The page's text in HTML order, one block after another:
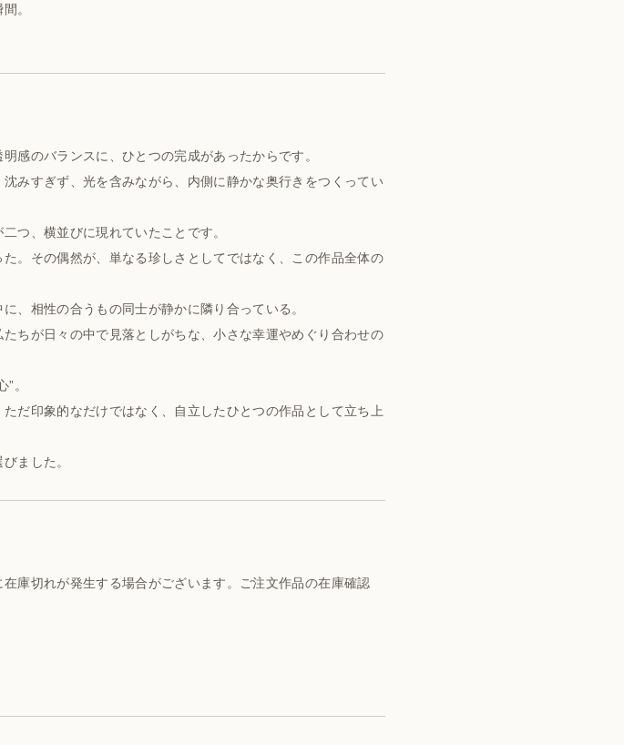
。
感のバランスに、ひとつの完成があったからです。
みすぎず、光を含みながら、内側に静かな奥行きをつくってい
つ、横並びに現れていたことです。
。その偶然が、単なる珍しさとしてではなく、この作品全体の
、相性の合うもの同士が静かに隣り合っている。
ちが日々の中で見落としがちな、小さな幸運やめぐり合わせの
。
だ印象的なだけではなく、自立したひとつの作品として立ち上
ました。
庫切れが発生する場合がございます。ご注文作品の在庫確認